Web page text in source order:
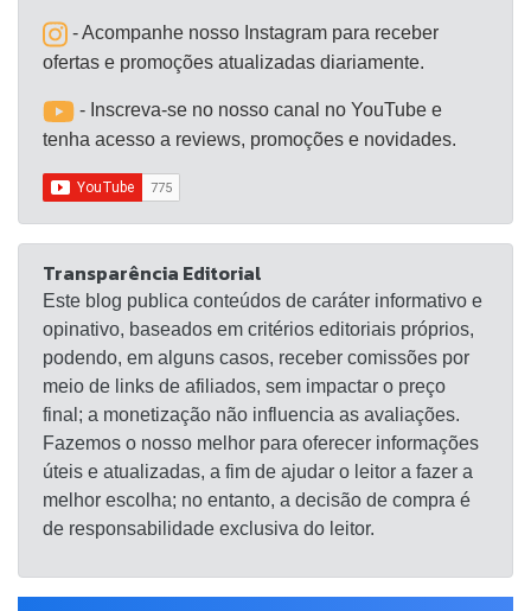
- Acompanhe nosso Instagram para receber
ofertas e promoções atualizadas diariamente.
- Inscreva-se no nosso canal no YouTube e
tenha acesso a reviews, promoções e novidades.
Transparência Editorial
Este blog publica conteúdos de caráter informativo e
opinativo, baseados em critérios editoriais próprios,
podendo, em alguns casos, receber comissões por
meio de links de afiliados, sem impactar o preço
final; a monetização não influencia as avaliações.
Fazemos o nosso melhor para oferecer informações
úteis e atualizadas, a fim de ajudar o leitor a fazer a
melhor escolha; no entanto, a decisão de compra é
de responsabilidade exclusiva do leitor.